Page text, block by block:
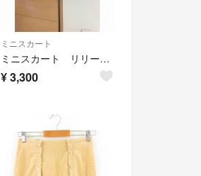
ミニスカート
ミニスカート リリーブラウン
¥3,300